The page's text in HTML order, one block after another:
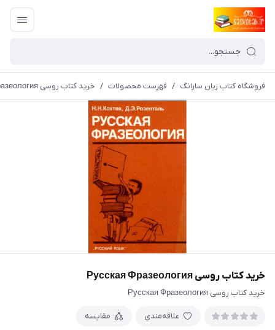
فروشگاه کتاب زبان سارانگ / فهرست محصولات / خرید کتاب روسی Русская Фразеология
خرید کتاب روسی Русская Фразеология
خرید کتاب روسی Русская Фразеология
علاقه‌مندی مقایسه